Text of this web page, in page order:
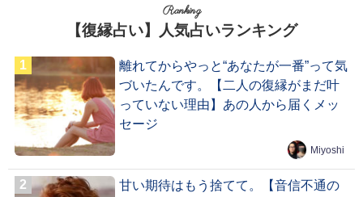
Ranking
【復縁占い】人気占いランキング
離れてからやっと“あなたが一番”って気
づいたんです。【二人の復縁がまだ叶
っていない理由】あの人から届くメッ
セージ
Miyoshi
甘い期待はもう捨てて。【音信不通の